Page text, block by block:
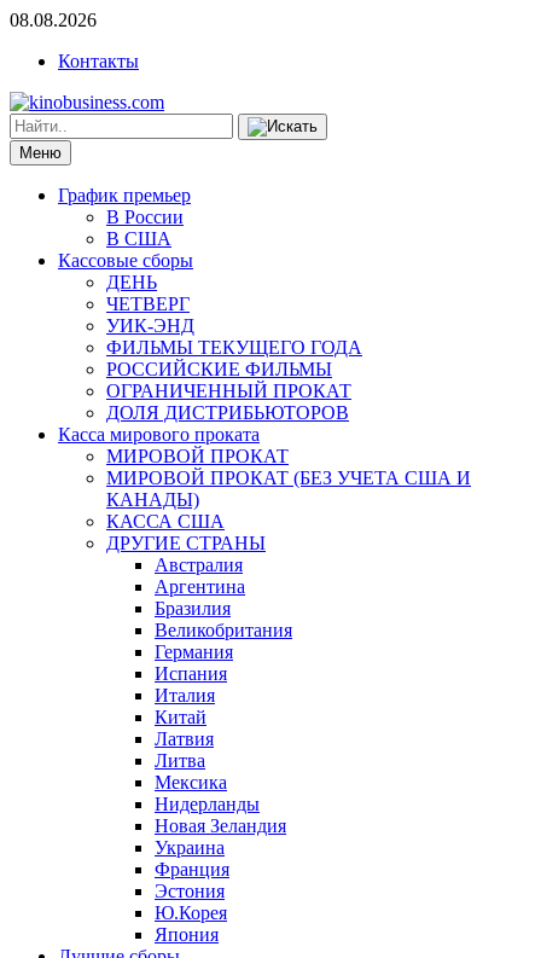
08.08.2026
Контакты
Меню
График премьер
В России
В США
Кассовые сборы
ДЕНЬ
ЧЕТВЕРГ
УИК-ЭНД
ФИЛЬМЫ ТЕКУЩЕГО ГОДА
РОССИЙСКИЕ ФИЛЬМЫ
ОГРАНИЧЕННЫЙ ПРОКАТ
ДОЛЯ ДИСТРИБЬЮТОРОВ
Касса мирового проката
МИРОВОЙ ПРОКАТ
МИРОВОЙ ПРОКАТ (БЕЗ УЧЕТА США И
КАНАДЫ)
КАССА США
ДРУГИЕ СТРАНЫ
Австралия
Аргентина
Бразилия
Великобритания
Германия
Испания
Италия
Китай
Латвия
Литва
Мексика
Нидерланды
Новая Зеландия
Украина
Франция
Эстония
Ю.Корея
Япония